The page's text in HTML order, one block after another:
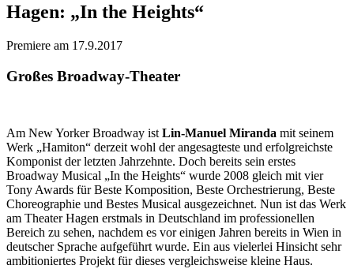
Hagen: „In the Heights“
Premiere am 17.9.2017
Großes Broadway-Theater
Am New Yorker Broadway ist Lin-Manuel Miranda mit seinem
Werk „Hamiton“ derzeit wohl der angesagteste und erfolgreichste
Komponist der letzten Jahrzehnte. Doch bereits sein erstes
Broadway Musical „In the Heights“ wurde 2008 gleich mit vier
Tony Awards für Beste Komposition, Beste Orchestrierung, Beste
Choreographie und Bestes Musical ausgezeichnet. Nun ist das Werk
am Theater Hagen erstmals in Deutschland im professionellen
Bereich zu sehen, nachdem es vor einigen Jahren bereits in Wien in
deutscher Sprache aufgeführt wurde. Ein aus vielerlei Hinsicht sehr
ambitioniertes Projekt für dieses vergleichsweise kleine Haus.